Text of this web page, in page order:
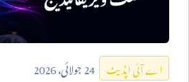
اے آئی اپڈیٹ 24جولائی،2026